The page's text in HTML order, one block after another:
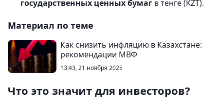
государственных ценных бумаг в тенге (KZT).
Материал по теме
Как снизить инфляцию в Казахстане:
рекомендации МВФ
13:43, 21 ноября 2025
Что это значит для инвесторов?